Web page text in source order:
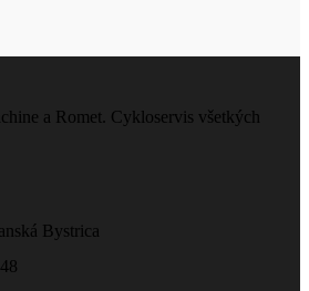
a Romet. Cykloservis všetkých
Bystrica